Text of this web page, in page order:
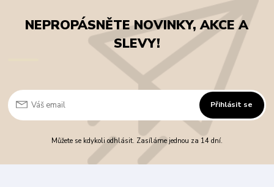
NEPROPÁSNĚTE NOVINKY, AKCE A
SLEVY!
Přihlásit se
Můžete se kdykoli odhlásit. Zasíláme jednou za 14 dní.